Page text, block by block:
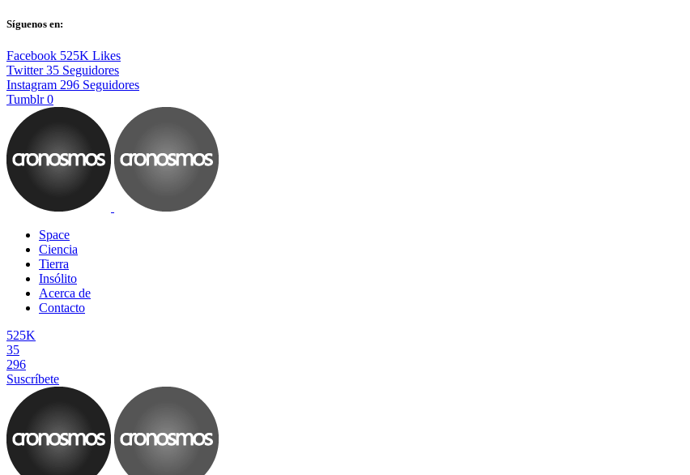
Síguenos en:
Facebook 525K Likes
Twitter 35 Seguidores
Instagram 296 Seguidores
Tumblr 0
Space
Ciencia
Tierra
Insólito
Acerca de
Contacto
525K
35
296
Suscríbete